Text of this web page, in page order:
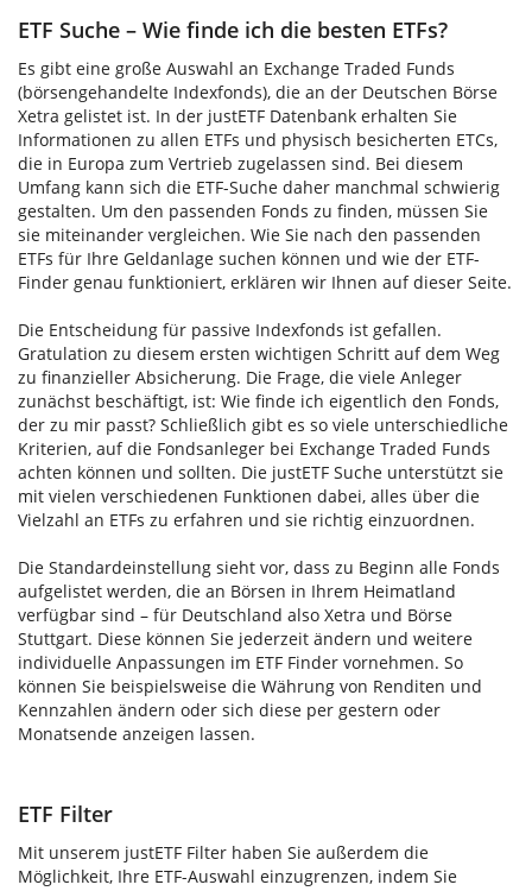
ETF Suche – Wie finde ich die besten ETFs?
Es gibt eine große Auswahl an Exchange Traded Funds
(börsengehandelte Indexfonds), die an der Deutschen Börse
Xetra gelistet ist. In der justETF Datenbank erhalten Sie
Informationen zu allen ETFs und physisch besicherten ETCs,
die in Europa zum Vertrieb zugelassen sind. Bei diesem
Umfang kann sich die ETF-Suche daher manchmal schwierig
gestalten. Um den passenden Fonds zu finden, müssen Sie
sie miteinander vergleichen. Wie Sie nach den passenden
ETFs für Ihre Geldanlage suchen können und wie der ETF-
Finder genau funktioniert, erklären wir Ihnen auf dieser Seite.
Die Entscheidung für passive Indexfonds ist gefallen.
Gratulation zu diesem ersten wichtigen Schritt auf dem Weg
zu finanzieller Absicherung. Die Frage, die viele Anleger
zunächst beschäftigt, ist: Wie finde ich eigentlich den Fonds,
der zu mir passt? Schließlich gibt es so viele unterschiedliche
Kriterien, auf die Fondsanleger bei Exchange Traded Funds
achten können und sollten. Die justETF Suche unterstützt sie
mit vielen verschiedenen Funktionen dabei, alles über die
Vielzahl an ETFs zu erfahren und sie richtig einzuordnen.
Die Standardeinstellung sieht vor, dass zu Beginn alle Fonds
aufgelistet werden, die an Börsen in Ihrem Heimatland
verfügbar sind – für Deutschland also Xetra und Börse
Stuttgart. Diese können Sie jederzeit ändern und weitere
individuelle Anpassungen im ETF Finder vornehmen. So
können Sie beispielsweise die Währung von Renditen und
Kennzahlen ändern oder sich diese per gestern oder
Monatsende anzeigen lassen.
ETF Filter
Mit unserem justETF Filter haben Sie außerdem die
Möglichkeit, Ihre ETF-Auswahl einzugrenzen, indem Sie